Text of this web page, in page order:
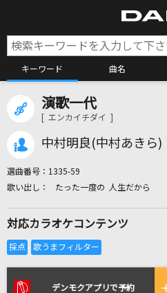
キーワード 曲名
カラオケ店
リアルタイムで歌わ
演歌一代
[ エンカイチダイ ]
中村明良(中村あきら)
選曲番号： 1335-59
たった一度の 人生だから
対応カラオケコンテンツ
デンモクアプリで予約